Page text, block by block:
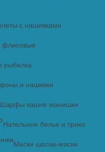
с нашивками
флисовые
рыбалка
и нашивки
Шарфы кашне манишки
Нательное белье и трико
Маски шапки-маски